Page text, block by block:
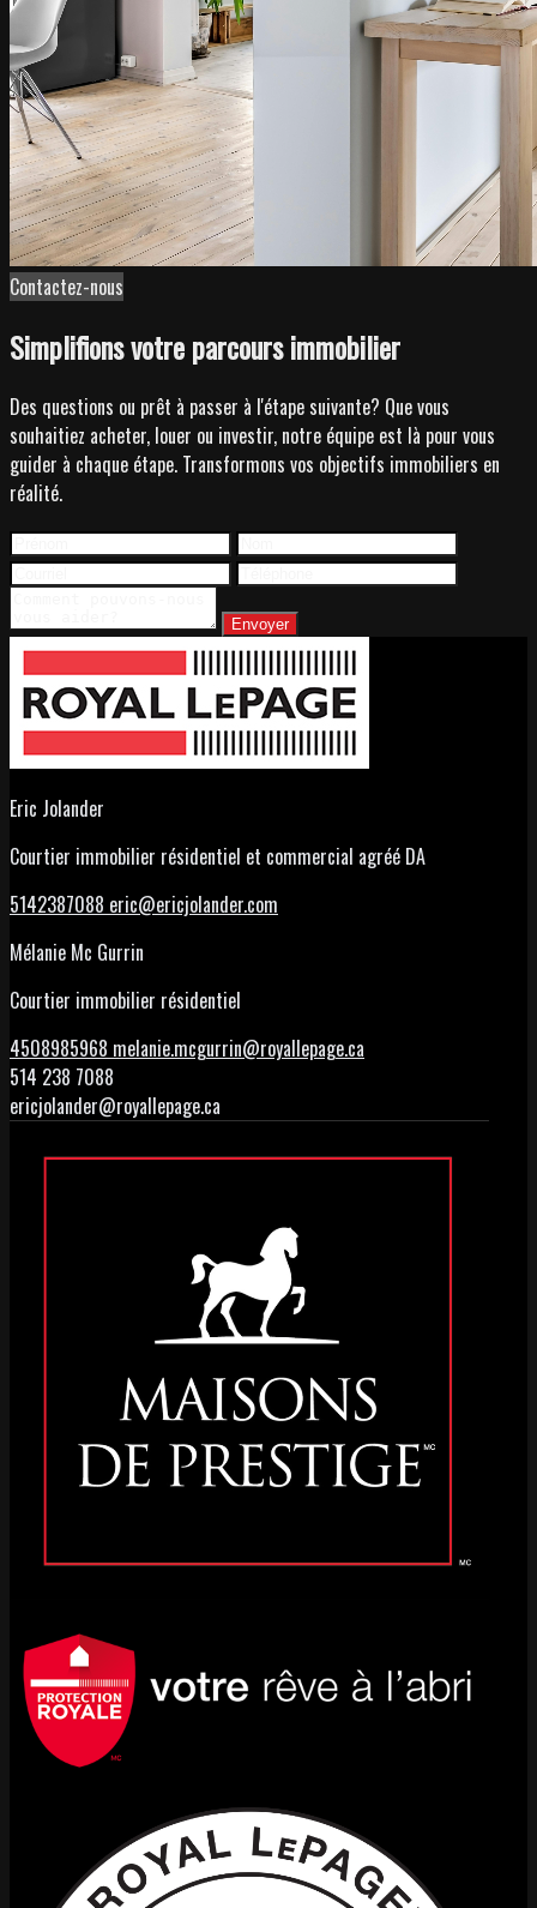
Contactez-nous
Simplifions votre parcours immobilier
Des questions ou prêt à passer à l'étape suivante? Que vous
souhaitiez acheter, louer ou investir, notre équipe est là pour vous
guider à chaque étape. Transformons vos objectifs immobiliers en
réalité.
Envoyer
Eric Jolander
Courtier immobilier résidentiel et commercial agréé DA
5142387088 eric@ericjolander.com
Mélanie Mc Gurrin
Courtier immobilier résidentiel
4508985968 melanie.mcgurrin@royallepage.ca
514 238 7088
ericjolander@royallepage.ca